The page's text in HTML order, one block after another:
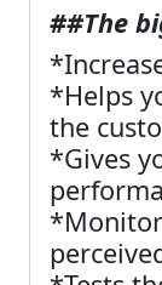
##The
*Helps
the
*Gives